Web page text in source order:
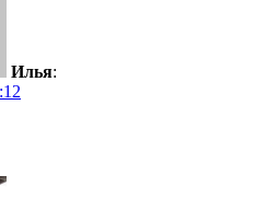
Илья: